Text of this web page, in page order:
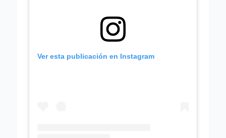
Ver esta publicación en Instagram